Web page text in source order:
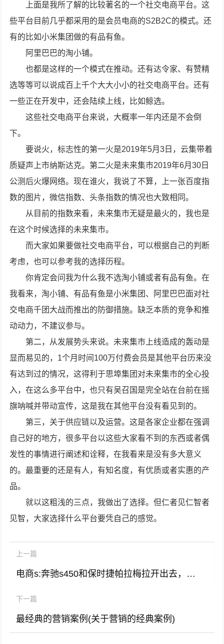
上面是我所了解的比较著名的一个社交电商平台。这
些平台目前几乎都采用的是会员电商的S2B2C的模式。还
有的比如小米集团做的有品有鱼。
阿里巴巴的淘小铺。
也都是这样的一个模式在推动。还有达令家、有赞精
选等等可以说成百上千个大大小小的社交电商平台。还有
一些正在开发中，还会陆续上线，比如鲸选。
这些社交电商平台来说，大概率一年内还是不会倒
下。
要说火，标志性的第一火是2019年5月3日，云集带着
质疑声上市纳斯达克。第二火是未来集市2019年6月30日
公测后火爆网络。现在谁火，我说了不算，上一张百度指
数的图片，微信指数、头条指数的情况也大致相同。
从目前的指数来看，未来集市无疑是最火的，我也是
在这个时候选择的未来集市。
而大家如果要做社交电商平台，可以根据自己的判断
考虑，也可以参考我的选择历程。
你肯定会问我为什么我不选淘小铺或者有品有鱼。在
我看来，淘小铺、有品有鱼是小米集团、阿里巴巴面对社
交电商千团大战而推出的防御措施。缺乏本质的竞争和推
动动力，不建议参与。
第二，从发展势头来说。未来集市上线造成的轰动是
显而易见的，1个月时间100万付费会员是其他平台历来没
有达到过的情况，这得利于思埠集团对未来集市的全心投
入，在这么多平台中，也只有吴召国是完全站在台前在摇
旗呐喊并带动宣传，这是我在其他平台没有看见到的。
第三，关于供应链以及运营。这是各家企业都在强调
自己好的地方，很多平台以这些大家看不到的东西或者偶
发性的事情进行阐述和诠释，在我看来是没有多大意义
的。最重要的还是有人，有知名度，有优质或者实惠的产
品。
就以这粗浅的三点，我做出了选择。但仁者见仁智者
见智，大家选择什么平台要凭自己的感觉。
上一篇
电商s:奔驰s450和保时捷帕拉梅拉开出去，哪个有面子一点？
下一篇
最经典的营销案例(关于营销的经典案例)